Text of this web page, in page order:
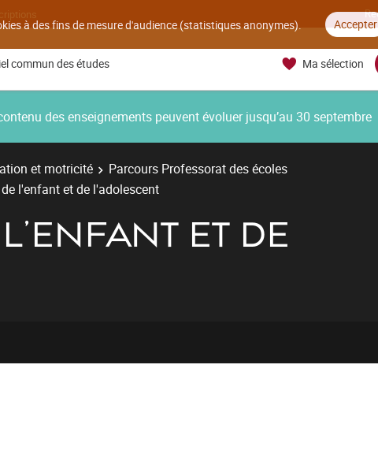
à des fins de mesure d'audience (statistiques anonymes). Accepter
commun des études Ma sélection
des enseignements peuvent évoluer jusqu’au 30 septembre
et motricité
Parcours Professorat des écoles
l'enfant et de l'adolescent
ET DE